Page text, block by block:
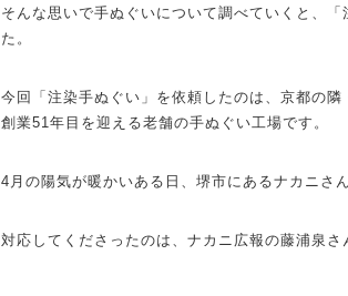
そんな思いで手ぬぐいについて調べていくと、
た。
今回「注染手ぬぐい」を依頼したのは、京都の隣
創業51年目を迎える老舗の手ぬぐい工場です。
4月の陽気が暖かいある日、堺市にあるナカニさ
対応してくださったのは、ナカニ広報の藤浦泉さ